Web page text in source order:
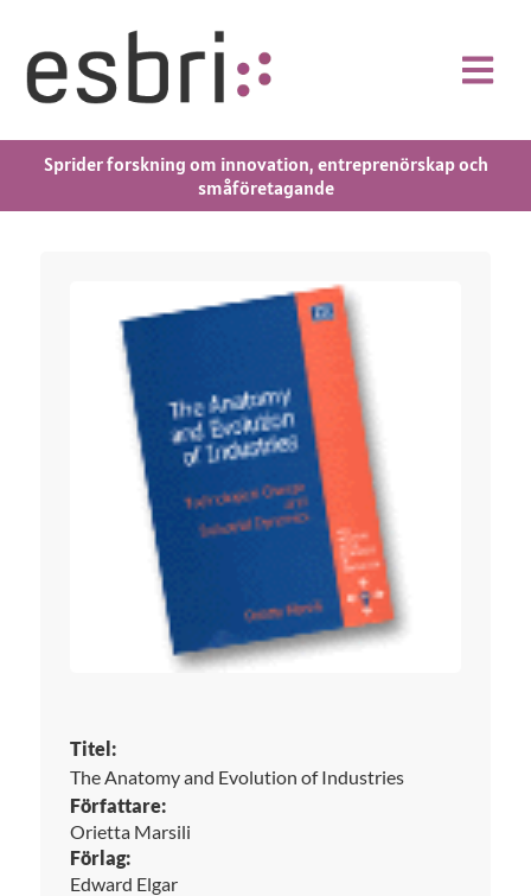
Sprider forskning om innovation, entreprenörskap och
småföretagande
Titel:
The Anatomy and Evolution of Industries
Författare:
Orietta Marsili
Förlag:
Edward Elgar